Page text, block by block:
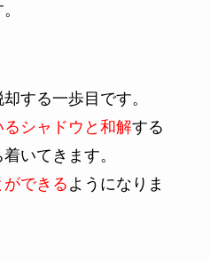
する一歩目です。
シャドウと和解する
いてきます。
できる ようになりま